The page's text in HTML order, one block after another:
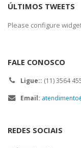
ÚLTIMOS TWEETS
Please configure
FALE CONOSCO
Ligue:: (11) 3564
Email:
REDES SOCIAIS